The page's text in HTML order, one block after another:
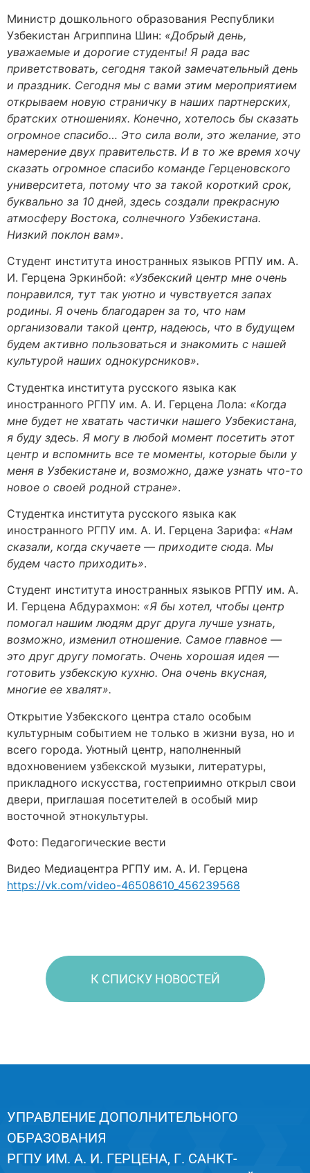
Министр дошкольного образования Республики
Узбекистан Агриппина Шин: «Добрый день,
уважаемые и дорогие студенты! Я рада вас
приветствовать, сегодня такой замечательный день
и праздник. Сегодня мы с вами этим мероприятием
открываем новую страничку в наших партнерских,
братских отношениях. Конечно, хотелось бы сказать
огромное спасибо… Это сила воли, это желание, это
намерение двух правительств. И в то же время хочу
сказать огромное спасибо команде Герценовского
университета, потому что за такой короткий срок,
буквально за 10 дней, здесь создали прекрасную
атмосферу Востока, солнечного Узбекистана.
Низкий поклон вам».
Студент института иностранных языков РГПУ им. А.
И. Герцена Эркинбой: «Узбекский центр мне очень
понравился, тут так уютно и чувствуется запах
родины. Я очень благодарен за то, что нам
организовали такой центр, надеюсь, что в будущем
будем активно пользоваться и знакомить с нашей
культурой наших однокурсников».
Студентка института русского языка как
иностранного РГПУ им. А. И. Герцена Лола: «Когда
мне будет не хватать частички нашего Узбекистана,
я буду здесь. Я могу в любой момент посетить этот
центр и вспомнить все те моменты, которые были у
меня в Узбекистане и, возможно, даже узнать что-то
новое о своей родной стране».
Студентка института русского языка как
иностранного РГПУ им. А. И. Герцена Зарифа: «Нам
сказали, когда скучаете — приходите сюда. Мы
будем часто приходить».
Студент института иностранных языков РГПУ им. А.
И. Герцена Абдурахмон: «Я бы хотел, чтобы центр
помогал нашим людям друг друга лучше узнать,
возможно, изменил отношение. Самое главное —
это друг другу помогать. Очень хорошая идея —
готовить узбекскую кухню. Она очень вкусная,
многие ее хвалят».
Открытие Узбекского центра стало особым
культурным событием не только в жизни вуза, но и
всего города. Уютный центр, наполненный
вдохновением узбекской музыки, литературы,
прикладного искусства, гостеприимно открыл свои
двери, приглашая посетителей в особый мир
восточной этнокультуры.
Фото: Педагогические вести
Видео Медиацентра РГПУ им. А. И. Герцена
https://vk.com/video-46508610_456239568
К СПИСКУ НОВОСТЕЙ
УПРАВЛЕНИЕ ДОПОЛНИТЕЛЬНОГО
ОБРАЗОВАНИЯ
РГПУ ИМ. А. И. ГЕРЦЕНА, Г. САНКТ-